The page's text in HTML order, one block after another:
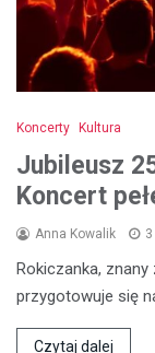
Koncerty Kultura
Jubileusz
Koncert
Anna Kowalik
Rokiczanka,
przygotowuje się
Czytaj dalej